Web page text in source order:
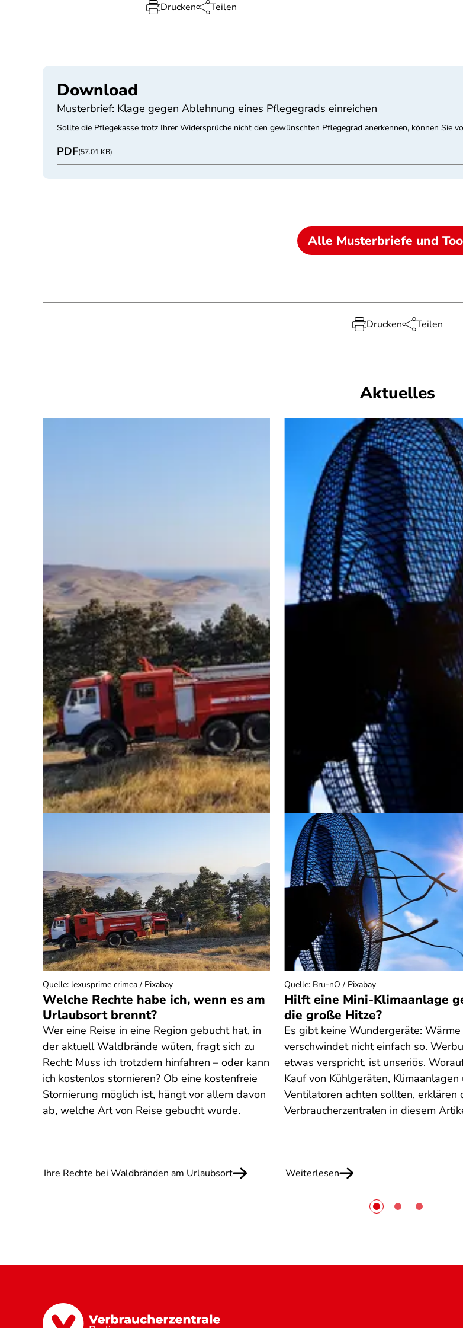
Drucken Teilen
Download
Musterbrief: Klage gegen Ablehnung eines Pflegegrads einreichen
Sollte die Pflegekasse trotz Ihrer Widersprüche nicht den gewünschten Pflegegrad anerkennen, können Sie
PDF(57.01 KB)
Alle Musterbriefe und
Drucken Teilen
Aktuelles
Welche Rechte habe ich, wenn es am
Urlaubsort brennt?
Wer eine Reise in eine Region gebucht hat, in
der aktuell Waldbrände wüten, fragt sich zu
Recht: Muss ich trotzdem hinfahren – oder kann
ich kostenlos stornieren? Ob eine kostenfreie
Stornierung möglich ist, hängt vor allem davon
ab, welche Art von Reise gebucht wurde.
Ihre Rechte bei Waldbränden am Urlaubsort
Quelle: lexusprime crimea / Pixabay
Hilft eine Mini-Klimaanlage
die große Hitze?
Es gibt keine Wundergeräte: Wärme
verschwindet nicht einfach so.
etwas verspricht, ist unseriös.
Kauf von Kühlgeräten, Klimaanlagen
Ventilatoren achten sollten, erklären
Verbraucherzentralen in diesem
Weiterlesen
Quelle: Bru-nO / Pixabay